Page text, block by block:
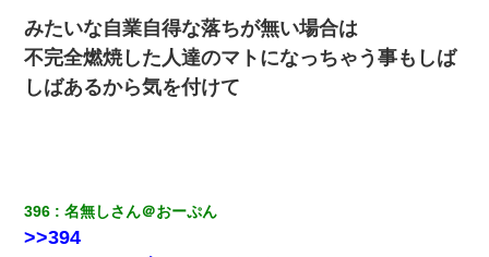
みたいな自業自得な落ちが無い場合は
不完全燃焼した人達のマトになっちゃう事もしば
しばあるから気を付けて
396 名無しさん＠おーぷん
>>394